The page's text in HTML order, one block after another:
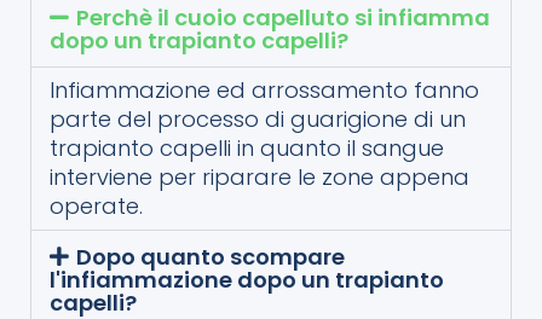
Perchè il cuoio capelluto si infiamma
dopo un trapianto capelli?
Infiammazione ed arrossamento fanno
parte del processo di guarigione di un
trapianto capelli in quanto il sangue
interviene per riparare le zone appena
operate.
Dopo quanto scompare
l'infiammazione dopo un trapianto
capelli?